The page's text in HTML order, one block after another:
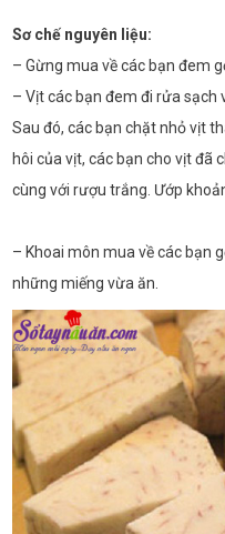
Sơ chế nguyên liệu:
– Gừng mua về các bạn đem
– Vịt các bạn đem đi rửa sạch
Sau đó, các bạn chặt nhỏ vịt
hôi của vịt, các bạn cho vịt đã
cùng với rượu trắng. Ướp
– Khoai môn mua về các bạn
những miếng vừa ăn.